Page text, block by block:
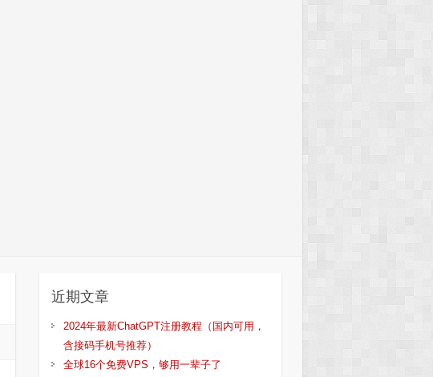
近期文章
2024年最新ChatGPT注册教程（国内可用，
含接码手机号推荐）
全球16个免费VPS，够用一辈子了